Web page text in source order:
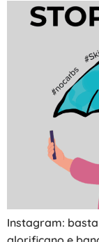
Instagram: